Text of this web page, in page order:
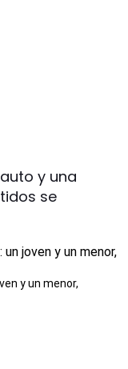
y una
se
y un menor,